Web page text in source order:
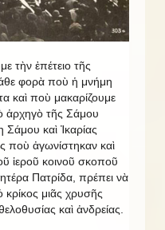
τὴν ἐπέτειο τῆς
φορὰ ποὺ ἡ μνήμη
καὶ ποὺ μακαρίζουμε
ἀρχηγὸ τῆς Σάμου
καὶ Ἰκαρίας
ποὺ ἀγωνίστηκαν καὶ
ἱεροῦ κοινοῦ σκοποῦ
Πατρίδα, πρέπει νὰ
μιᾶς χρυσῆς
καὶ ἀνδρείας.